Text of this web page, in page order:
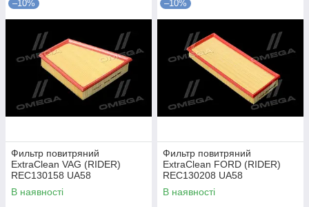
–10%
Фильтр повитряний
ExtraClean VAG (RIDER)
REC130158 UA58
В наявності
–10%
Фильтр повитряний
ExtraClean FORD (RIDER)
REC130208 UA58
В наявності